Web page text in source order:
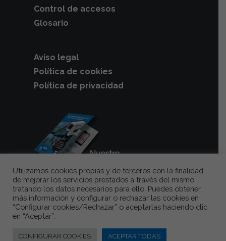
Control de accesos
Glosario
Aviso legal
Política de cookies
Política de privacidad
Videovigilancia ycámaras de
seguridad para garajes
, la mejor solución para
Utilizamos cookies propias y de terceros con la finalidad
de mejorar los servicios prestados a través del mismo
tratando los datos necesarios para ello. Puedes obtener
más información y configurar o rechazar las cookies en
“Configurar cookies/Rechazar” o aceptarlas haciendo clic
en “Aceptar”.
CONFIGURAR COOKIES ACEPTAR TODAS